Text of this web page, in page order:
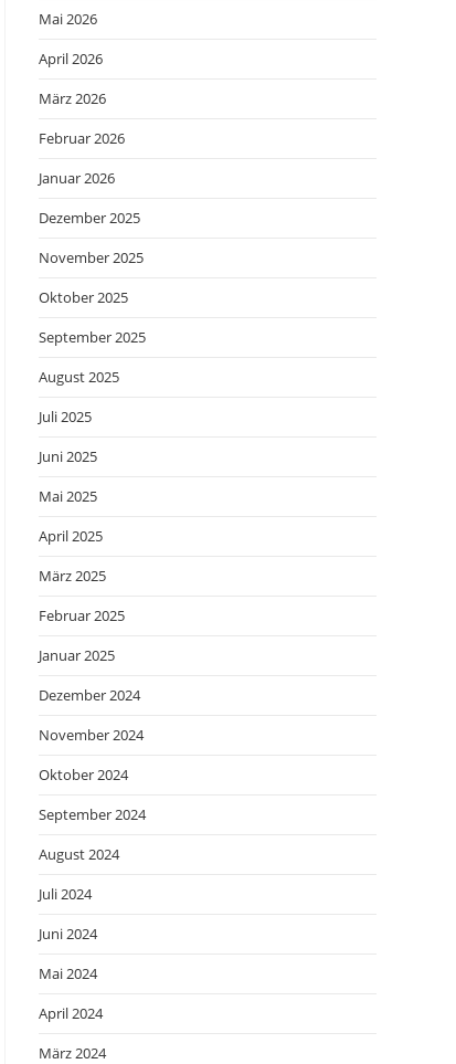
Mai 2026
April 2026
März 2026
Februar 2026
Januar 2026
Dezember 2025
November 2025
Oktober 2025
September 2025
August 2025
Juli 2025
Juni 2025
Mai 2025
April 2025
März 2025
Februar 2025
Januar 2025
Dezember 2024
November 2024
Oktober 2024
September 2024
August 2024
Juli 2024
Juni 2024
Mai 2024
April 2024
März 2024